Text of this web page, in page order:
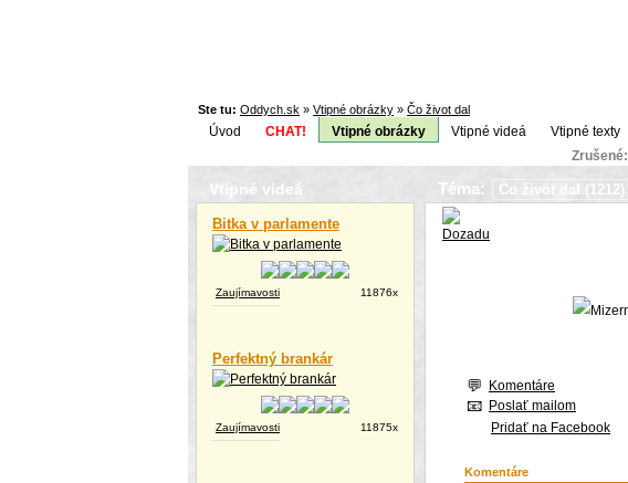
Ste tu: Oddych.sk » Vtipné obrázky » Čo život dal
Úvod
CHAT! Vtipné obrázky Vtipné videá Vtipné texty
Zrušené:
Vtipné videá
Bitka v parlamente
Zaujímavosti 11876x
Perfektný brankár
Zaujímavosti 11875x
Téma:
Komentáre
Poslať mailom
Pridať na Facebook
Komentáre